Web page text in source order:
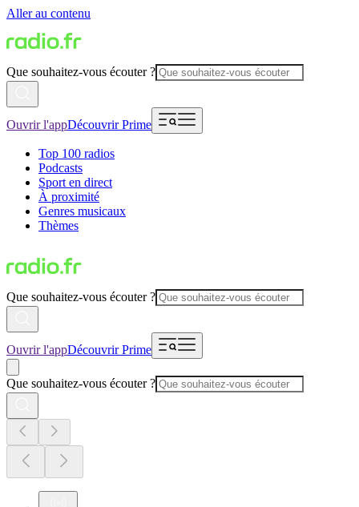
Aller au contenu
Que souhaitez-vous écouter ?
Ouvrir l'appDécouvrir Prime
Top 100 radios
Podcasts
Sport en direct
À proximité
Genres musicaux
Thèmes
Que souhaitez-vous écouter ?
Ouvrir l'appDécouvrir Prime
Que souhaitez-vous écouter ?